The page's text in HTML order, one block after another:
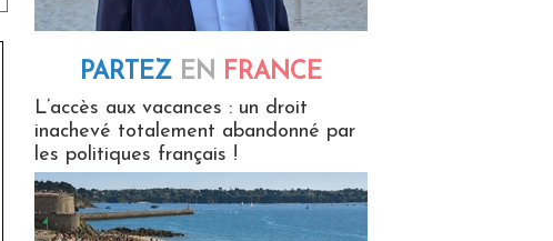
PARTEZ EN FRANCE
L’accès aux vacances : un droit
inachevé totalement abandonné par
les politiques français !